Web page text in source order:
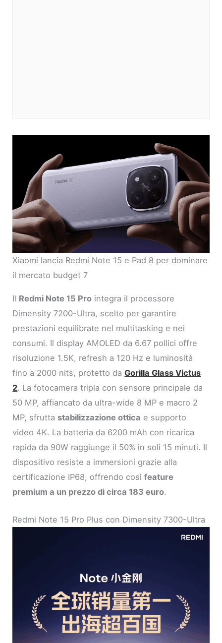
Xiaomi lancia Redmi Note 15 e Pad 8 per dominare
il mercato budget 7
Il Redmi Note 15 Pro integra il processore
Dimensity 7200-Ultra, scelto per garantire
prestazioni equilibrate nel multitasking e nei
consumi. Il display AMOLED da 6.67 pollici offre
risoluzione 1.5K, refresh a 120 Hz e luminosità
fino a 2000 nits, protetto daGorilla Glass Victus
2. La fotocamera tripla con sensore principale da
50 MP, affiancato da ultra-wide 8 MP e macro 2
MP, sfrutta stabilizzazione ottica e supporto
video 4K. La batteria da 6200 mAh con ricarica
rapida da 90W raggiunge il 50% in soli 15 minuti. Il
dispositivo resiste a immersioni grazie alla
certificazione IP68, offrendo cosìfeature
premium a un prezzo di circa 183 euro.
Redmi Note 15 Pro Plus con Dimensity 7300-Ultra